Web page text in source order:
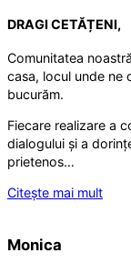
DRAGI CETĂȚENI,
Comunitatea
casa, locul unde ne
bucurăm.
Fiecare realizare a
dialogului și a
prietenos…
Citește mai mult
Monica